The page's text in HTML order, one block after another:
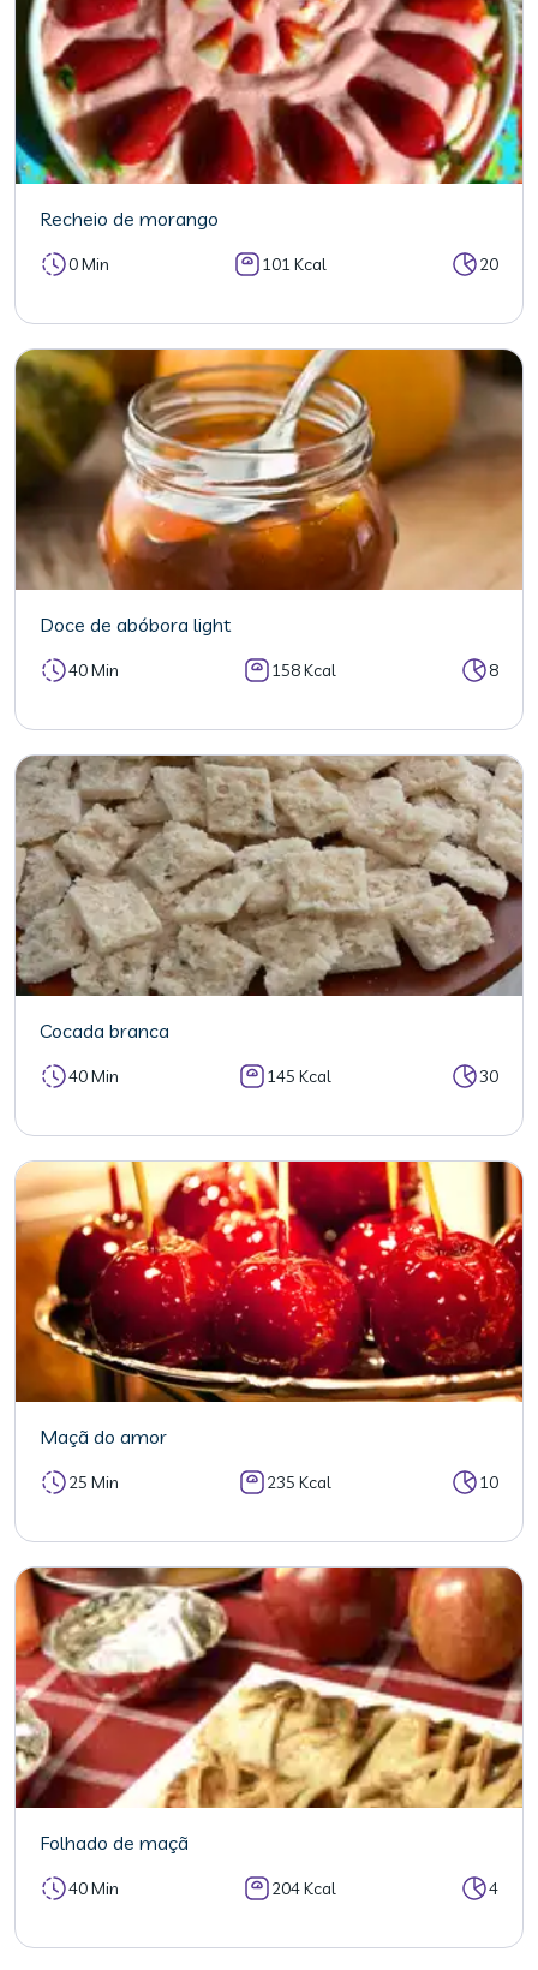
Recheio de morango
0 Min 101 Kcal 20
Doce de abóbora light
40 Min 158 Kcal 8
Cocada branca
40 Min 145 Kcal 30
Maçã do amor
25 Min 235 Kcal 10
Folhado de maçã
40 Min 204 Kcal 4